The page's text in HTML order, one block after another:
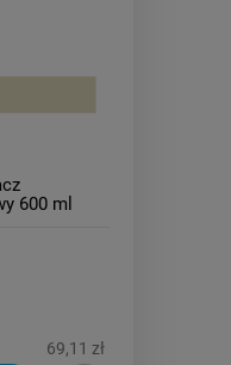
600 ml
69,11 zł